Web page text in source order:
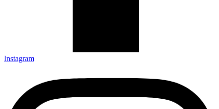
Instagram